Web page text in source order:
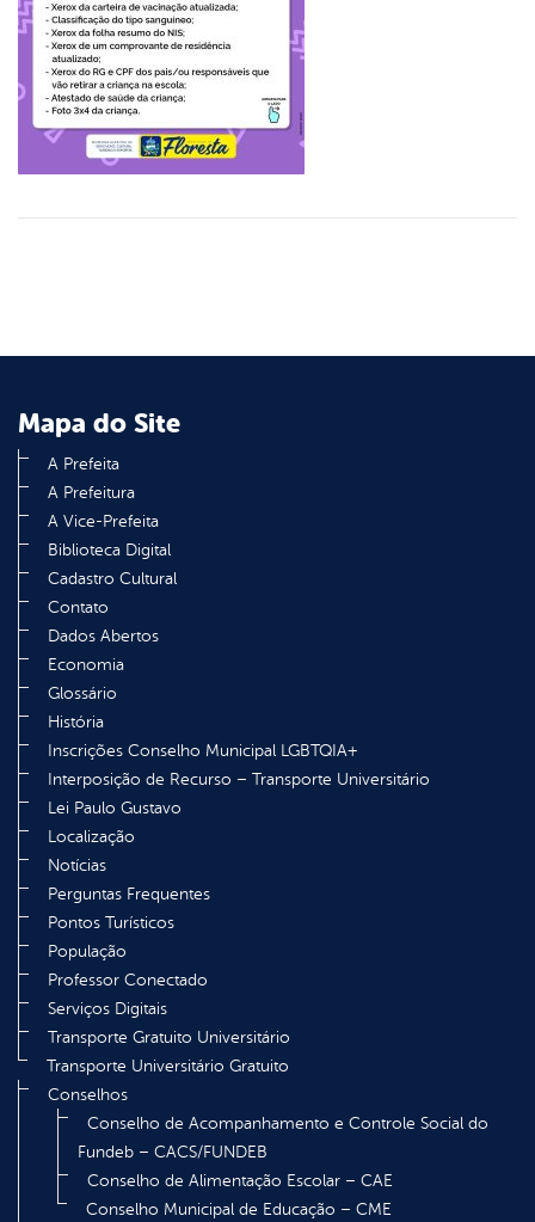
Mapa do Site
A Prefeita
A Prefeitura
A Vice-Prefeita
Biblioteca Digital
Cadastro Cultural
Contato
Dados Abertos
Economia
Glossário
História
Inscrições Conselho Municipal LGBTQIA+
Interposição de Recurso – Transporte Universitário
Lei Paulo Gustavo
Localização
Notícias
Perguntas Frequentes
Pontos Turísticos
População
Professor Conectado
Serviços Digitais
Transporte Gratuito Universitário
Transporte Universitário Gratuito
Conselhos
Conselho de Acompanhamento e Controle Social do
Fundeb – CACS/FUNDEB
Conselho de Alimentação Escolar – CAE
Conselho Municipal de Educação – CME